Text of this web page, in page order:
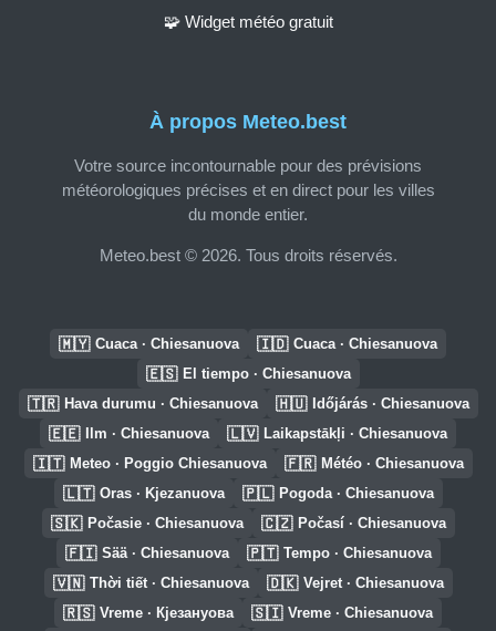
À propos Meteo.best
Votre source incontournable pour des prévisions
météorologiques précises et en direct pour les villes
du monde entier.
Meteo.best © 2026. Tous droits réservés.
🧩 Widget météo gratuit
🇲🇾 Cuaca · Chiesanuova 🇮🇩 Cuaca · Chiesanuova
🇪🇸 El tiempo · Chiesanuova
🇹🇷 Hava durumu · Chiesanuova 🇭🇺 Időjárás · Chiesanuova
🇪🇪 Ilm · Chiesanuova 🇱🇻 Laikapstākļi · Chiesanuova
🇮🇹 Meteo · Poggio Chiesanuova 🇫🇷 Météo · Chiesanuova
🇱🇹 Oras · Kjezanuova 🇵🇱 Pogoda · Chiesanuova
🇸🇰 Počasie · Chiesanuova 🇨🇿 Počasí · Chiesanuova
🇫🇮 Sää · Chiesanuova 🇵🇹 Tempo · Chiesanuova
🇻🇳 Thời tiết · Chiesanuova 🇩🇰 Vejret · Chiesanuova
🇷🇸 Vreme · Кјезануова 🇸🇮 Vreme · Chiesanuova